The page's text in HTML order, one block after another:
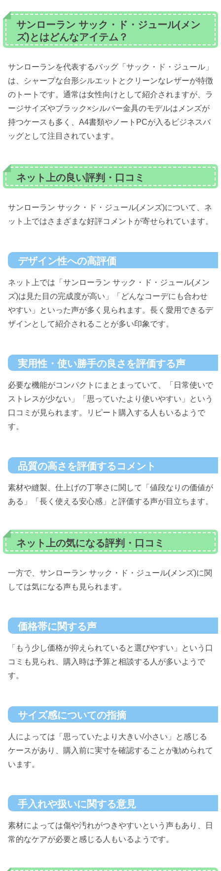
サンローラン サック・ド・ジュール(メン
ズ)とはどんなアイテム？
サンローランを代表するバッグ「サック・ド・ジュール」
は、シャープな台形シルエットとクリーンなレザーが特徴
のトートです。通常は女性向けとして紹介されますが、ラ
ージサイズやブラック×シルバー金具のモデルはメンズが
持つケースも多く、A4書類やノートPCが入るビジネスバ
ッグとして注目されています。
ネット上の良い評判・口コミ
サンローラン サック・ド・ジュール(メンズ)について、ネ
ット上ではさまざまな好評コメントが寄せられています。
デザイン性への高評価
ネット上では「サンローラン サック・ド・ジュール(メン
ズ)は見た目の完成度が高い」「どんなコーデにも合わせ
やすい」といった声が多く見られます。長く愛用できるデ
ザインとして紹介されることが多い印象です。
実用性・使い勝手の良さを評価する声
必要な機能がコンパクトにまとまっていて、「日常使いで
ストレスが少ない」「思っていたより使いやすい」という
口コミが見られます。リピート購入する人もいるようで
す。
品質の高さを評価するコメント
素材や縫製、仕上げの丁寧さに関して「値段なりの価値が
ある」「長く使える安心感」と評価する声が目立ちます。
ネット上の気になる評判・口コミ
一方で、サンローラン サック・ド・ジュール(メンズ)に関
しては気になる声も見られます。
価格帯に関する声
「もう少し価格が抑えられていると選びやすい」という口
コミも見られ、購入時は予算と相談する人が多いようで
す。
サイズ感についての指摘
人によっては「思っていたより大きい/小さい」と感じる
ケースがあり、購入前に実寸を確認することが勧められて
います。
手入れや扱いに関する意見
素材によっては傷や汚れがつきやすいという声もあり、日
常的なケアが必要と感じる人もいるようです。